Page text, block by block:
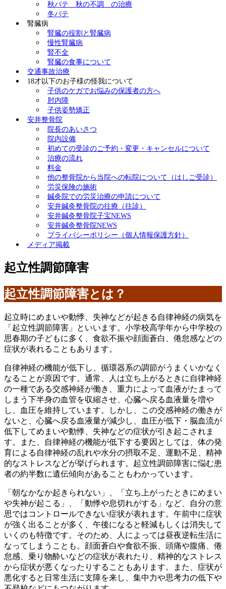
秋バテ 秋の不調 の治療
冬バテ
腎臓病
腎臓の役割と腎臓病
慢性腎臓病
腎不全
腎臓の食事について
交通事故治療
18才以下のお子様の怪我について
子供のケガでお悩みの保護者の方へ
肘内障
子供姿勢矯正
安井整骨院
院長のあいさつ
院内設備
初めての受診のご予約・変更・キャンセルについて
治療の流れ
料金
他の整骨院から当院への転院について（はしご受診）
労災保険の施術
鍼灸院での労災治療の申請について
安井鍼灸整骨院の往療（往診）
安井鍼灸整骨院子宝NEWS
安井鍼灸整骨院NEWS
プライバシーポリシー（個人情報保護方針）
メディア掲載
起立性調節障害
起立性調節障害とは？
起立時にめまいや動悸、失神などが起きる自律神経の病気を
「起立性調節障害」といいます。小学校高学年から中学校の
思春期の子どもに多く、食欲不振や顔面蒼白、倦怠感などの
症状が表れることもあります。
自律神経の機能が低下し、循環器系の調節がうまくいかなく
なることが原因です。通常、人は立ち上がるときに自律神経
の一種である交感神経が働き、重力によって血液がたまって
しまう下半身の血管を収縮させ、心臓へ戻る血液量を増や
し、血圧を維持しています。しかし、この交感神経の働きが
ないと、心臓へ戻る血液量が減少し、血圧が低下・脳血流が
低下してめまいや動悸、失神などの症状が引き起こされま
す。また、自律神経の機能が低下する要因としては、体の発
育による自律神経の乱れや水分の摂取不足、運動不足、精神
的なストレスなどが挙げられます。起立性調節障害に悩む患
者の約半数に遺伝傾向があることもわかっています。
「朝なかなか起きられない」、「立ち上がったときにめまい
や失神が起こる」、「動悸や息切れがする」など、自分の意
思ではコントロールできない症状が表れます。午前中に症状
が強く出ることが多く、午後になると軽減もしくは消失して
いくのも特徴です。そのため、人によっては昼夜逆転生活に
なってしまうことも。顔面蒼白や食欲不振、頭痛や腹痛、倦
怠感、乗り物酔いなどの症状が表れたり、精神的なストレス
から症状が悪くなったりすることもあります。また、症状が
悪化すると日常生活に支障を来し、集中力や思考力の低下や